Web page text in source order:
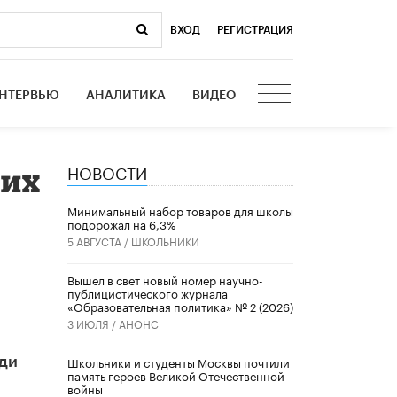
ВХОД РЕГИСТРАЦИЯ
АНАЛИТИКА ВИДЕО
НОВОСТИ
Минимальный набор товаров для школы
подорожал на 6,3%
5 АВГУСТА / ШКОЛЬНИКИ
Вышел в свет новый номер научно-
публицистического журнала
«Образовательная политика» № 2 (2026)
3 ИЮЛЯ / АНОНС
Школьники и студенты Москвы почтили
память героев Великой Отечественной
войны